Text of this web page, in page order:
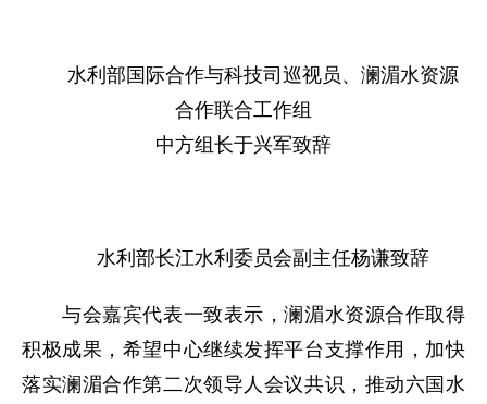
水利部国际合作与科技司巡视员、澜湄水资源
合作联合工作组
中方组长于兴军致辞
水利部长江水利委员会副主任杨谦致辞
与会嘉宾代表一致表示，澜湄水资源合作取得
积极成果，希望中心继续发挥平台支撑作用，加快
落实澜湄合作第二次领导人会议共识，推动六国水